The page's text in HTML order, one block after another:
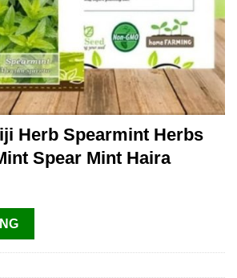
Herb Spearmint Herbs
Spear Mint Haira